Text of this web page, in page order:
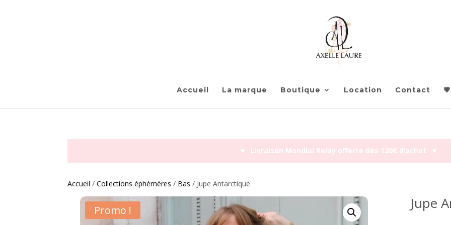
Accueil La marque Boutique Location Contact 💗
♥︎ Livraison Mondial Relay offerte dès 120€ d’achat ♥︎
Accueil /Collections éphémères / Bas / Jupe Antarctique
Promo !
Jupe